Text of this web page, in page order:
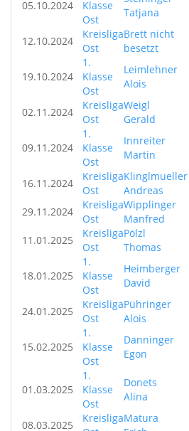
05.10.2024
Klasse
Ost
Tatjana
12.10.2024
Kreisliga
Ost
Brett nicht
besetzt
19.10.2024
1.
Klasse
Ost
Leimlehner
Alois
02.11.2024
Kreisliga
Ost
Weigl
Gerald
09.11.2024
1.
Klasse
Ost
Innreiter
Martin
16.11.2024
Kreisliga
Ost
Klinglmueller
Andreas
29.11.2024
Kreisliga
Ost
Wipplinger
Manfred
11.01.2025
Kreisliga
Ost
Pölzl
Thomas
18.01.2025
1.
Klasse
Ost
Heimberger
David
24.01.2025
Kreisliga
Ost
Pühringer
Alois
15.02.2025
1.
Klasse
Ost
Danninger
Egon
01.03.2025
1.
Klasse
Ost
Donets
Alina
08.03.2025
KreisligaMatura